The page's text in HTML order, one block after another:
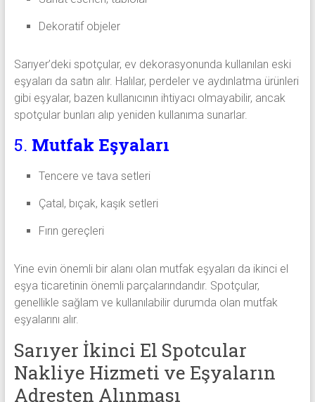
Dekoratif objeler
Sarıyer’deki spotçular, ev dekorasyonunda kullanılan eski
eşyaları da satın alır. Halılar, perdeler ve aydınlatma ürünleri
gibi eşyalar, bazen kullanıcının ihtiyacı olmayabilir, ancak
spotçular bunları alıp yeniden kullanıma sunarlar.
5. Mutfak Eşyaları
Tencere ve tava setleri
Çatal, bıçak, kaşık setleri
Fırın gereçleri
Yine evin önemli bir alanı olan mutfak eşyaları da ikinci el
eşya ticaretinin önemli parçalarındandır. Spotçular,
genellikle sağlam ve kullanılabilir durumda olan mutfak
eşyalarını alır.
Sarıyer İkinci El Spotcular
Nakliye Hizmeti ve Eşyaların
Adresten Alınması